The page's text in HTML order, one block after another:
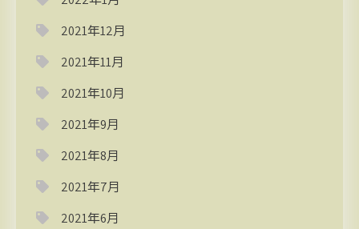
2021年12月
2021年11月
2021年10月
2021年9月
2021年8月
2021年7月
2021年6月